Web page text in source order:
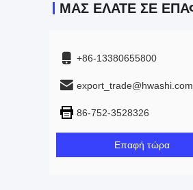
+86-13380655800
export_trade@hwashi.com
86-752-3528326
Επαφή τώρα